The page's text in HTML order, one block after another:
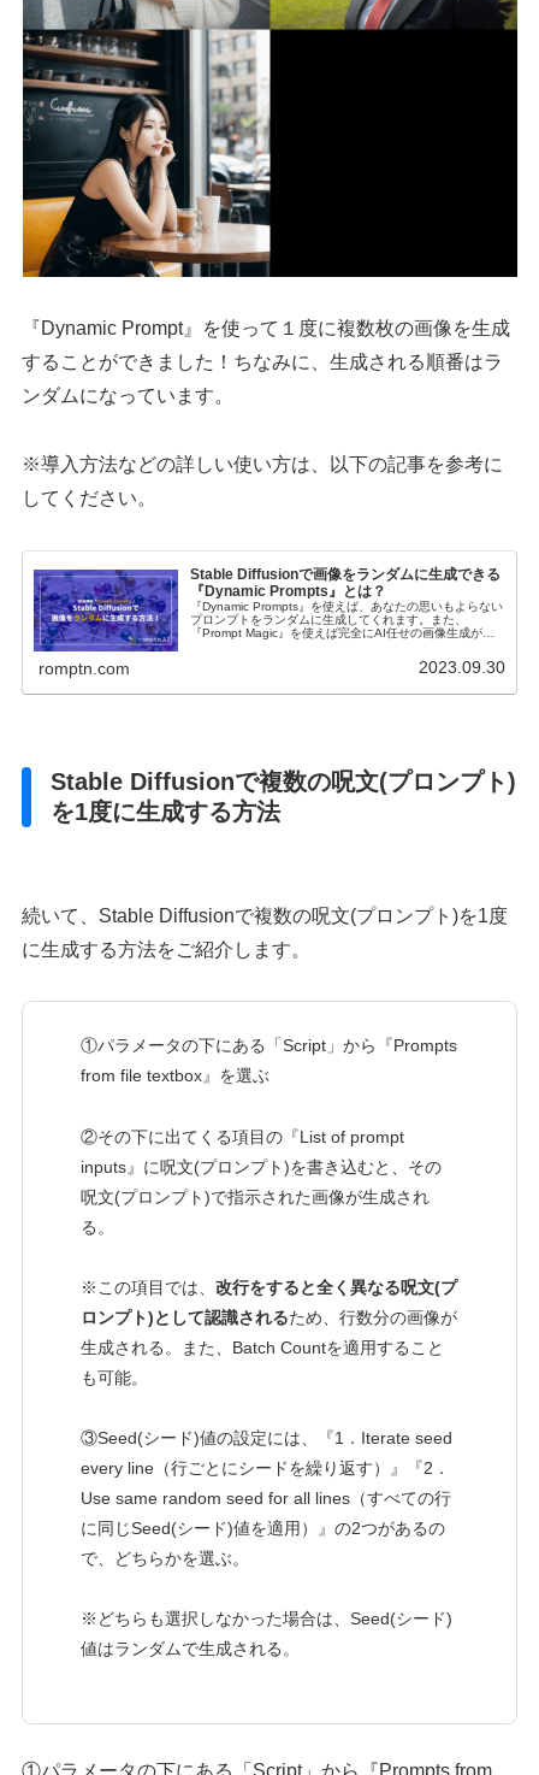
『Dynamic Prompt』を使って１度に複数枚の画像を生成
することができました！ちなみに、生成される順番はラ
ンダムになっています。
※導入方法などの詳しい使い方は、以下の記事を参考に
してください。
Stable Diffusionで画像をランダムに生成できる
『Dynamic Prompts』とは？
『Dynamic Prompts』を使えば、あなたの思いもよらない
プロンプトをランダムに生成してくれます。また、
『Prompt Magic』を使えば完全にAI任せの画像生成が可
romptn.com 2023.09.30
Stable Diffusionで複数の呪文(プロンプト)
を1度に生成する方法
続いて、Stable Diffusionで複数の呪文(プロンプト)を1度
に生成する方法をご紹介します。
①パラメータの下にある「Script」から『Prompts
from file textbox』を選ぶ
②その下に出てくる項目の『List of prompt
inputs』に呪文(プロンプト)を書き込むと、その
呪文(プロンプト)で指示された画像が生成され
る。
※この項目では、改行をすると全く異なる呪文(プ
ロンプト)として認識されるため、行数分の画像が
生成される。また、Batch Countを適用すること
も可能。
③Seed(シード)値の設定には、『1．Iterate seed
every line（行ごとにシードを繰り返す）』『2．
Use same random seed for all lines（すべての行
に同じSeed(シード)値を適用）』の2つがあるの
で、どちらかを選ぶ。
※どちらも選択しなかった場合は、Seed(シード)
値はランダムで生成される。